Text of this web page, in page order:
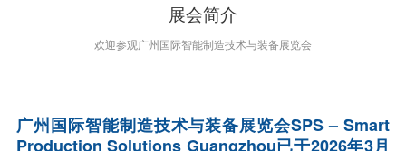
同期活动
展会简介
欢迎参观广州国际智能制造技术与装备展览会
广州国际智能制造技术与装备展览会SPS – Smart
Production Solutions Guangzhou已于2026年3月